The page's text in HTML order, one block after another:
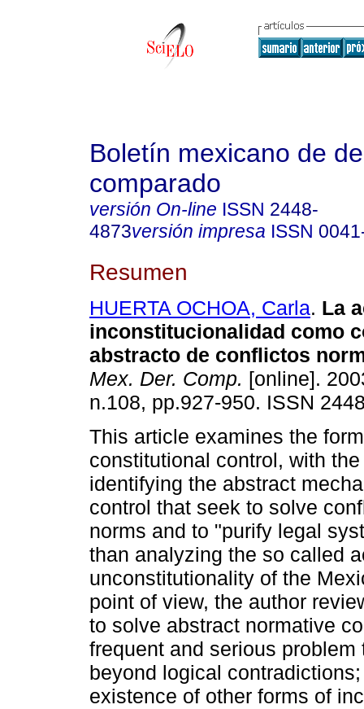
Boletín mexicano de
comparado
versión On-line ISSN 2448-
4873versión impresa ISSN
Resumen
HUERTA OCHOA, Carla. La
inconstitucionalidad como
abstracto de conflictos
Mex. Der. Comp. [online].
n.108, pp.927-950. ISSN
This article examines the
constitutional control, with
identifying the abstract
control that seek to solve
norms and to "purify legal
than analyzing the so called
unconstitutionality of the
point of view, the author
to solve abstract normative
frequent and serious
beyond logical
existence of other forms of